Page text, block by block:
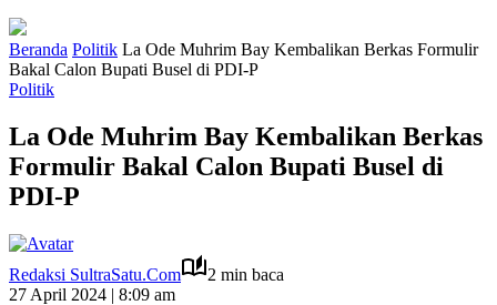
Beranda Politik La Ode Muhrim Bay Kembalikan Berkas Formulir
Bakal Calon Bupati Busel di PDI-P
Politik
La Ode Muhrim Bay Kembalikan Berkas
Formulir Bakal Calon Bupati Busel di
PDI-P
Redaksi SultraSatu.Com
2 min baca
27 April 2024 | 8:09 am